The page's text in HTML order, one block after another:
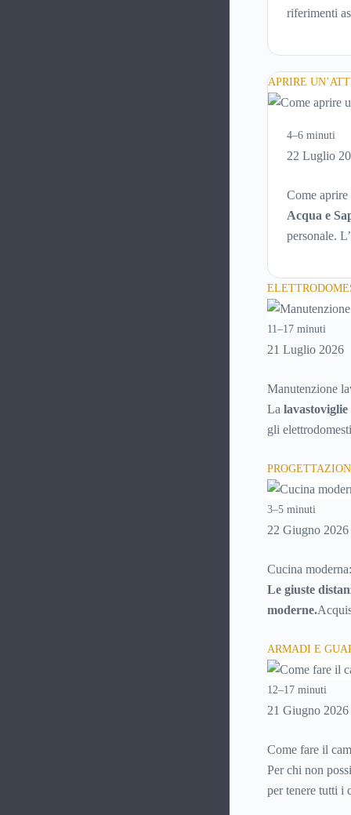
riferimenti
schermata
come
APRIRE
4–6 minuti
22 Luglio
Come
Acqua e
personale.
11–17 minuti
21 Luglio 2026
Manutenzione
La lavastoviglie
gli
tecnico e
3–5 minuti
22 Giugno 2026
Cucina
Le giuste
moderne.
possibilità fra
ci si deve
si sta per
esigenze e
ARMADI E
12–17 minuti
21 Giugno 2026
Come fare il
Per chi non
per tenere tutti i